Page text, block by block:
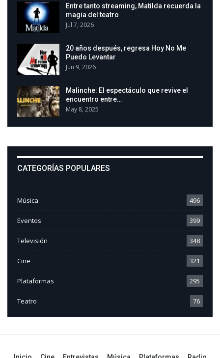
Entre tanto streaming, Matilda recuerda la
magia del teatro
Jul 7, 2026
20 años después, regresa Hoy No Me
Puedo Levantar
Jun 9, 2026
Malinche: El espectáculo que revive el
encuentro entre…
May 8, 2025
CATEGORÍAS POPULARES
Música 496
Eventos 399
Televisión 348
Cine 321
Plataformas 295
Teatro 76